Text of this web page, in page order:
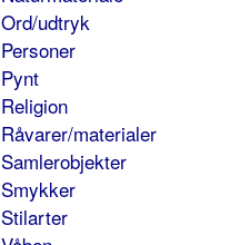
Ord/udtryk
Personer
Pynt
Religion
Råvarer/materialer
Samlerobjekter
Smykker
Stilarter